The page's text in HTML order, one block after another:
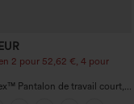
+1
2 pour 52,62 €, 4 pour
Pantalon de travail court,
coupe fuselée, à poches